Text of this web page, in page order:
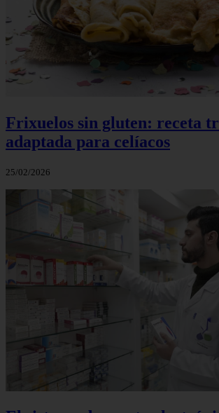
Frixuelos sin gluten: receta
adaptada para celíacos
25/02/2026